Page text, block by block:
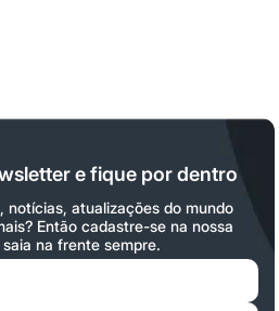
e fique por dentro
notícias, atualizações do mundo
Então cadastre-se na nossa
na frente sempre.